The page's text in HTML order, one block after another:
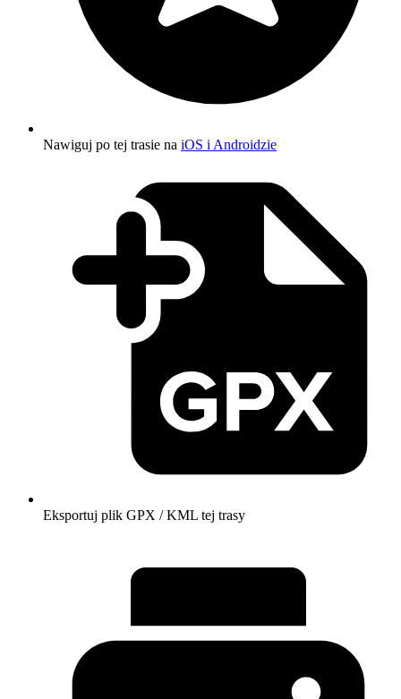
Nawiguj po tej trasie na iOS i Androidzie
Eksportuj plik GPX / KML tej trasy